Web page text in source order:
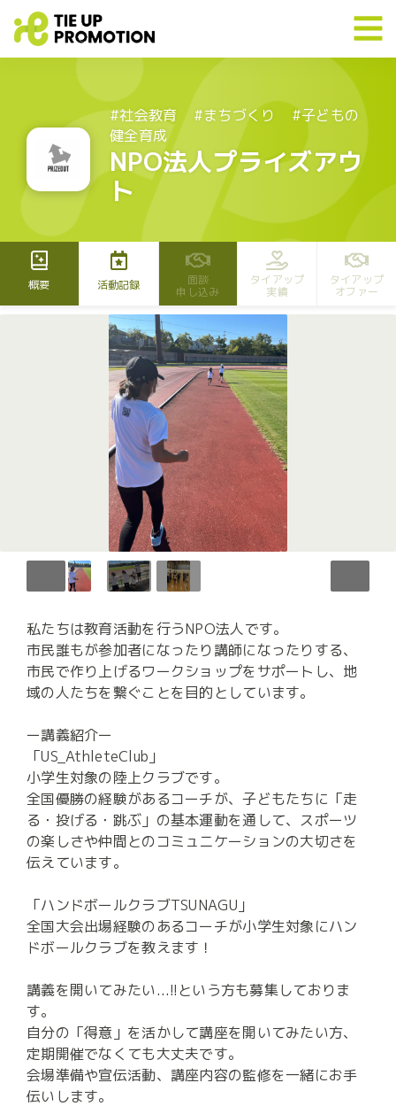
#社会教育 #まちづくり
#子どもの
健全育成
NPO法人プライズアウ
ト
概要 活動記録
面談
申し込み
タイアップ
実績
タイアップ
オファー
私たちは教育活動を行うNPO法人です。
市民誰もが参加者になったり講師になったりする、
市民で作り上げるワークショップをサポートし、地
域の人たちを繋ぐことを目的としています。
ー講義紹介ー
「US_AthleteClub」
小学生対象の陸上クラブです。
全国優勝の経験があるコーチが、子どもたちに「走
る・投げる・跳ぶ」の基本運動を通して、スポーツ
の楽しさや仲間とのコミュニケーションの大切さを
伝えています。
「ハンドボールクラブTSUNAGU」
全国大会出場経験のあるコーチが小学生対象にハン
ドボールクラブを教えます！
講義を開いてみたい...!!という方も募集しておりま
す。
自分の「得意」を活かして講座を開いてみたい方、
定期開催でなくても大丈夫です。
会場準備や宣伝活動、講座内容の監修を一緒にお手
伝いします。